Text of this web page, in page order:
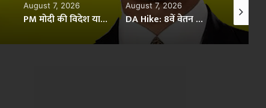
August 7, 2026
PM मोदी की विदेश यात्राओं पर कितना हुआ खर्च? सरकार ने संसद में दिए पूरे आंकड़े
August 7, 2026
DA Hike: 8वें वेतन आयोग से पहले कर्मचारियों को बड़ा तोहफा, महंगाई भत्ता बढ़कर 63% होगा